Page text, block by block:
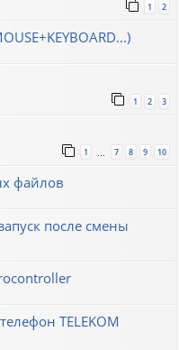
1 2
1 2 3
1 7 8 9 10
файлов
после смены
TELEKOM